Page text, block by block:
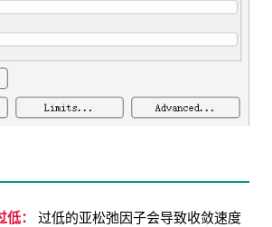
：
过低的亚松弛因子会导致收敛速度